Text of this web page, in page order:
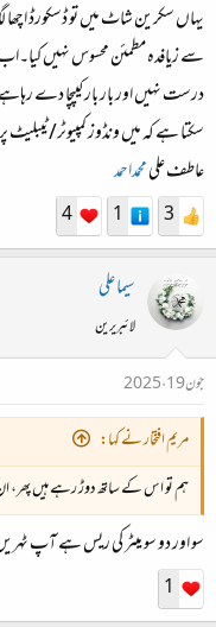
یہاں سکرین شاٹ میں تو ڈسکورڈ
سے زیافدہ مطمئن محسوس نہیں کیا۔اب
درست نہیں اور بار بار کیپچا دے
سکتا ہے کہ میں ونڈوز کمپیوٹر/
عاطف علیمحمداحمد
3
1
4
سیما علی
لائبریرین
جون 19، 2025
مریم افتخار نے کہا:
ہم تو اس کے ساتھ دوڑ رہے ہیں پھر،
سو اور دو سو میٹر کی ریس ہے آپ
1